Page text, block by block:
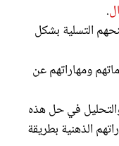
.
التسلية بشكل
ومهاراتهم عن
في حل هذه
الذهنية بطريقة